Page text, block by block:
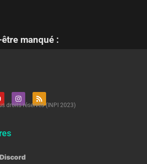
manqué :
droits réservés (INPI 2023)